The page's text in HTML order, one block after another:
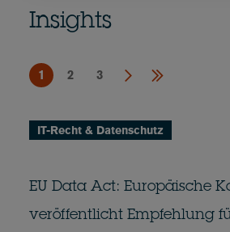
Insights
1 2 3
IT-Recht & Datenschutz
EU Data Act: Europäische
veröffentlicht Empfehlung